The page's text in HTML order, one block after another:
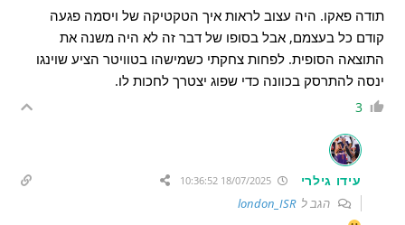
תודה פאקו. היה עצוב לראות איך הטקטיקה של ויסמה פגעה
קודם כל בעצמם, אבל בסופו של דבר זה לא היה משנה את
התוצאה הסופית. לפחות צחקתי כשמישהו בטוויטר הציע שוינגו
ינסה להתרסק בכוונה כדי שפוג יצטרך לחכות לו.
3
עידו גילרי 18/07/2025 10:36:52
הגב לlondon_ISR